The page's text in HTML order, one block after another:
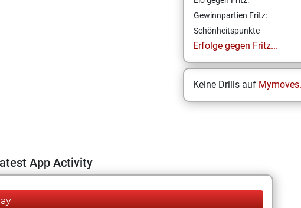
Gewinnpartien Fritz:
Schönheitspunkte
Erfolge gegen Fritz...
Keine Drills auf
App Activity